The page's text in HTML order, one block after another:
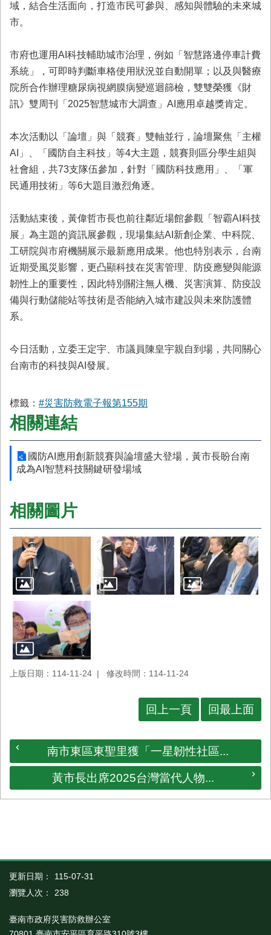
域，結合生活面向，打造市民可參與、感知與體驗的未來城
市。
市府也運用AI科技輔助城市治理，例如「智慧路邊停車計費
系統」，可即時判斷車格使用狀況並自動開單；以及與醫療
院所合作辦理糖尿病視網膜病變巡迴篩檢，雙雙榮獲《財
訊》雙周刊「2025智慧城市大調查」AI應用卓越獎肯定。
本次活動以「論壇」與「競賽」雙軸並行，論壇聚焦「主權
AI」、「國防自主科技」等4大主題，競賽則區分學生組與
社會組，共73支隊伍參加，針對「國防科技應用」、「軍
民通用技術」等6大題目激烈角逐。
活動結束後，黃偉哲市長也前往鄰近場館參觀「智霸AI科技
展」為主題的資訊展參觀，現場集結AI新創企業、中科院、
工研院與市府機關展示最新應用成果。他也特別表示，台南
近期受風災影響，更凸顯科技在災害管理、防疫應變與能源
韌性上的重要性，因此特別關注無人機、災害演算、防疫設
備與行動儲能站等技術是否能納入城市建設與未來防護體
系。
今日活動，立委王定宇、市議員陳皇宇親自到場，共同關心
台南市的科技與AI發展。
標籤： #災害防救電子報第155期
相關連結
國防AI應用創新競賽與論壇盛大登場，黃市長盼台南
成為AI智慧科技關鍵研發場域
相關圖片
上版日期：114-11-24 修改時間：114-11-24
回上一頁 回最上面
南市東區東聖里獲「一星韌性社區...
黃市長出席2025台灣當代人物...
更新日期：
115-07-31
瀏覽人次：
238
臺南市政府災害防救辦公室